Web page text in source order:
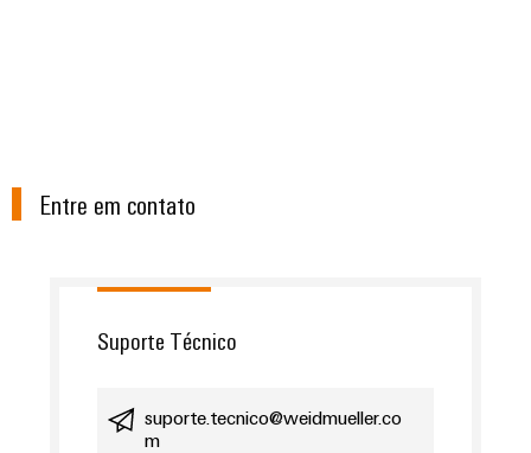
Entre em contato
Suporte Técnico
suporte.tecnico@weidmueller.co
m